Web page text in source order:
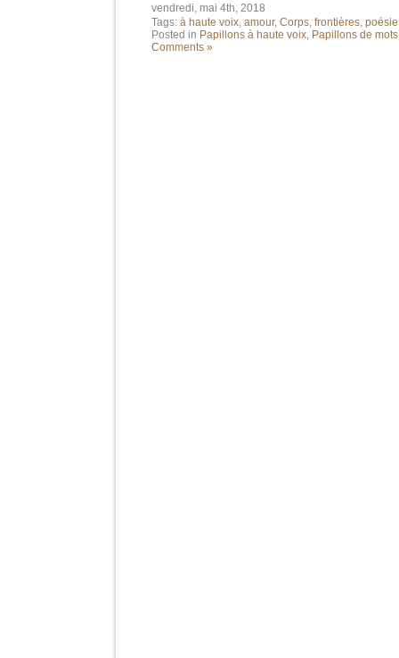
vendredi, mai 4th, 2018
Tags: à haute voix, amour, Corps, frontières,
Posted in Papillons à haute voix, Papillons de mots
Comments »